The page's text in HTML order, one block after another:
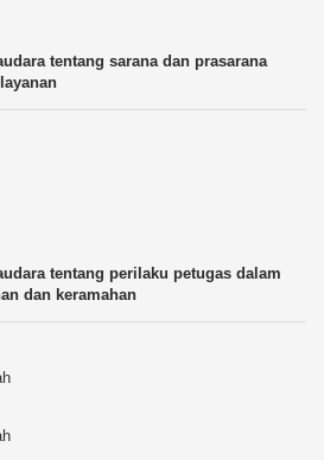
tentang sarana dan prasarana
tentang perilaku petugas dalam
dan keramahan